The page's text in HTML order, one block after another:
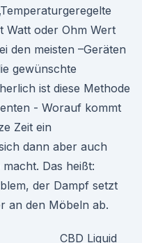
Watt oder Ohm Wert
den meisten –Geräten
gewünschte
ist diese Methode
- Worauf kommt
Zeit ein
dann aber auch
Das heißt:
der Dampf setzt
an den Möbeln ab.
CBD Liquid